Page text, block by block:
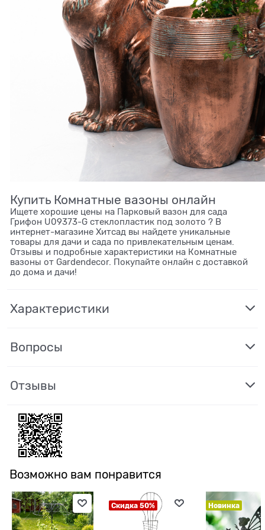
Купить Комнатные вазоны онлайн
Ищете хорошие цены на Парковый вазон для сада
Грифон U09373-G стеклопластик под золото ? В
интернет-магазине Хитсад вы найдете уникальные
товары для дачи и сада по привлекательным ценам.
Отзывы и подробные характеристики на Комнатные
вазоны от Gardendecor. Покупайте онлайн с доставкой
до дома и дачи!
Характеристики
Вопросы
Отзывы
Возможно вам понравится
Скидка 50% Новинка